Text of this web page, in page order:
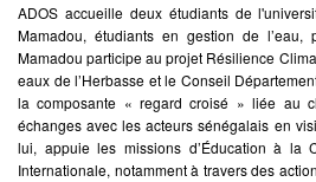
ADOS accueille deux étudiants de
Mamadou, étudiants en gestion de
Mamadou participe au projet Résilience
eaux de l’Herbasse et le Conseil
la composante « regard croisé » liée au
échanges avec les acteurs sénégalais en
lui, appuie les missions d’Éducation à la
Internationale, notamment à travers des